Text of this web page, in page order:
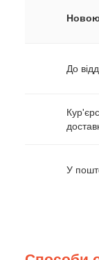
До
У